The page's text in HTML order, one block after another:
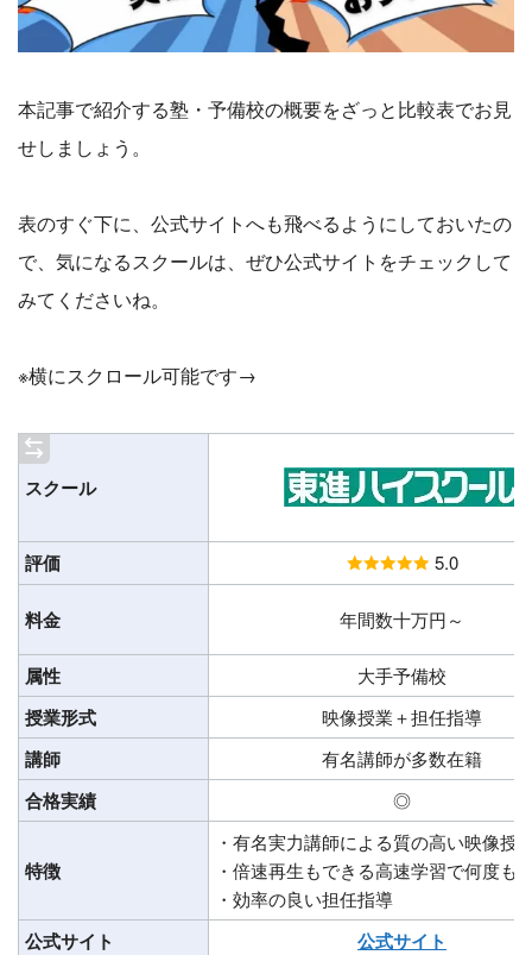
本記事で紹介する塾・予備校の概要をざっと比較表でお見
せしましょう。
表のすぐ下に、公式サイトへも飛べるようにしておいたの
で、気になるスクールは、ぜひ公式サイトをチェックして
みてくださいね。
※横にスクロール可能です→
スクール
評価 5.0
料金 年間数十万円～
属性 大手予備校
授業形式 映像授業＋担任指導
講師 有名講師が多数在籍
合格実績 ◎
特徴
・有名実力講師による質の高い映像授
・倍速再生もできる高速学習で何度も
・効率の良い担任指導
公式サイト 公式サイト